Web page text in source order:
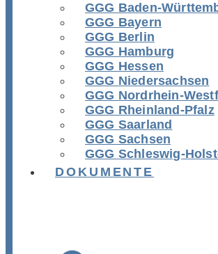
GGG Baden-
GGG Bayern
GGG Berlin
GGG Hamburg
GGG Hessen
GGG Niedersachsen
GGG Nordrhein-
GGG Rheinland-Pfalz
GGG Saarland
GGG Sachsen
GGG Schleswig-
DOKUMENTE